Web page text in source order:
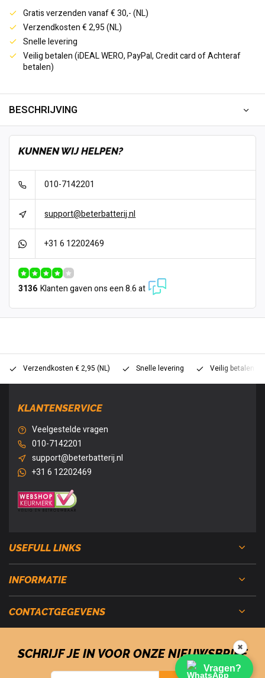
Gratis verzenden vanaf € 30,- (NL)
Verzendkosten € 2,95 (NL)
Snelle levering
Veilig betalen (iDEAL WERO, PayPal, Credit card of Achteraf
betalen)
BESCHRIJVING
KUNNEN WIJ HELPEN?
010-7142201
support@beterbatterij.nl
+31 6 12202469
3136 Klanten gaven ons een 8.6 at
Verzendkosten € 2,95 (NL) Snelle levering Veilig betalen
KLANTENSERVICE
Veelgestelde vragen
010-7142201
support@beterbatterij.nl
+31 6 12202469
USEFULL LINKS
INFORMATIE
CONTACTGEGEVENS
SCHRIJF JE IN VOOR ONZE NIEUWSBRIEF
✖
Vragen?